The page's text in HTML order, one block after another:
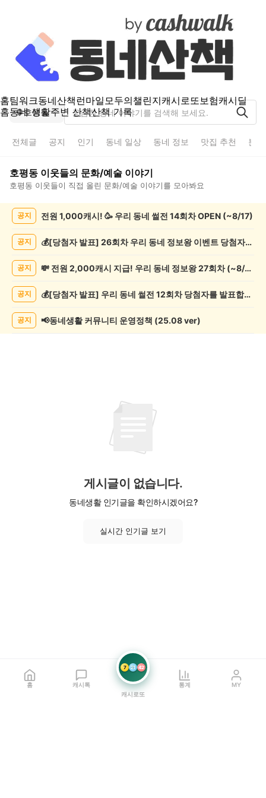
홈팀워크동네산책런마일모두의챌린지캐시로또보험캐시딜
홈동네 생활주변 산책산책 기록
호평동
전체글 공지 인기 동네 일상 동네 정보 맛집 추천 분
호평동 이웃들의 문화/예술 이야기
호평동 이웃들이 직접 올린 문화/예술 이야기를 모아봐요
록
공지 전원 1,000캐시! 🥳 우리 동네 썰전 14회차 OPEN (~8/17)
공지 💰[당첨자 발표] 26회차 우리 동네 정보왕 이벤트 당첨자를 발표합니다!
공지 💸 전원 2,000캐시 지급! 우리 동네 정보왕 27회차 (~8/10)
공지 💰[당첨자 발표] 우리 동네 썰전 12회차 당첨자를 발표합니다!
공지 📢동네생활 커뮤니티 운영정책 (25.08 ver)
게시글이 없습니다.
동네생활 인기글을 확인하시겠어요?
실시간 인기글 보기
홈 캐시톡
7 21 42
캐시로또
통계 MY